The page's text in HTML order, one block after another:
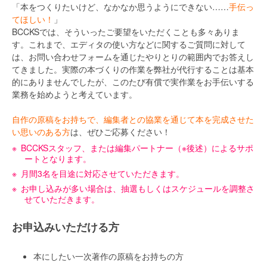
「本をつくりたいけど、なかなか思うようにできない……手伝っ
てほしい！ 」
BCCKSでは、そういったご要望をいただくことも多々ありま
す。これまで、エディタの使い方などに関するご質問に対して
は、お問い合わせフォームを通じたやりとりの範囲内でお答えし
てきました。実際の本づくりの作業を弊社が代行することは基本
的にありませんでしたが、このたび有償で実作業をお手伝いする
業務を始めようと考えています。
自作の原稿をお持ちで、編集者との協業を通じて本を完成させた
い思いのある方は、ぜひご応募ください！
BCCKSスタッフ、または編集パートナー（※後述）によるサポ
ートとなります。
月間3名を目途に対応させていただきます。
お申し込みが多い場合は、抽選もしくはスケジュールを調整さ
せていただきます。
お申込みいただける方
本にしたい一次著作の原稿をお持ちの方